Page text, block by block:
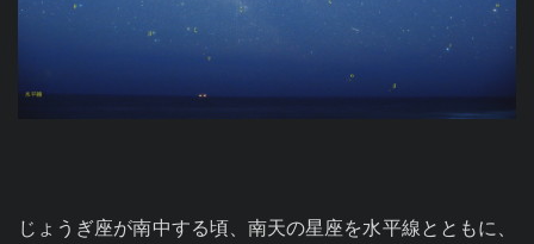
じょうぎ座が南中する頃、南天の星座を水平線とともに、